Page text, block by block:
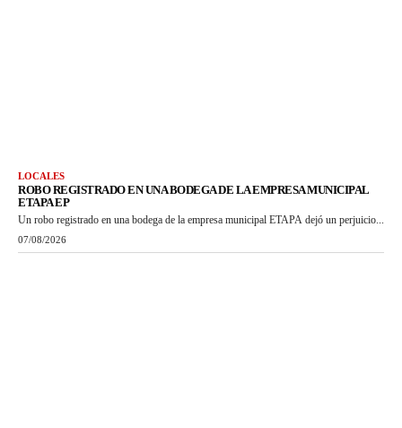
LOCALES
ROBO REGISTRADO EN UNA BODEGA DE LA EMPRESA MUNICIPAL
ETAPA EP
Un robo registrado en una bodega de la empresa municipal ETAPA dejó un perjuicio...
07/08/2026